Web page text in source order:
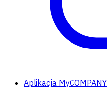
Aplikacja MyCOMPANY